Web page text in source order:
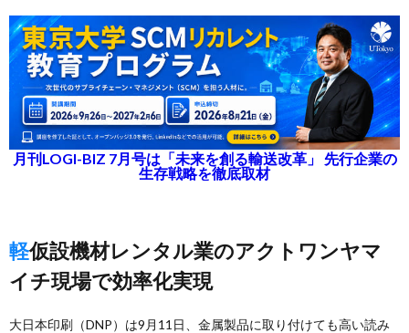
月刊LOGI-BIZ 7月号は「未来を創る輸送改革」 先行企業の
生存戦略を徹底取材
軽仮設機材レンタル業のアクトワンヤマ
イチ現場で効率化実現
大日本印刷（DNP）は9月11日、金属製品に取り付けても高い読み